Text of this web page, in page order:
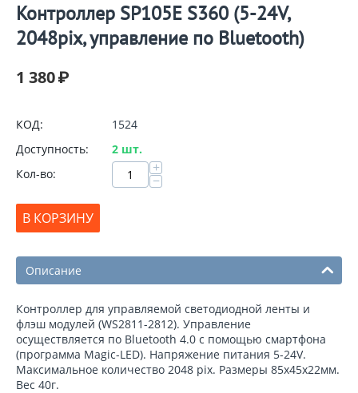
Контроллер SP105E S360 (5-24V,
2048pix, управление по Bluetooth)
1 380₽
КОД:
1524
Доступность:
2 шт.
Кол-во:
+
−
В КОРЗИНУ
Описание
Контроллер для управляемой светодиодной ленты и
флэш модулей (WS2811-2812). Управление
осуществляется по Bluetooth 4.0 с помощью смартфона
(программа Magic-LED). Напряжение питания 5-24V.
Максимальное количество 2048 pix. Размеры 85x45x22мм.
Вес 40г.